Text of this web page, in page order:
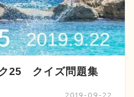
25 クイズ問題集
2019-09-22